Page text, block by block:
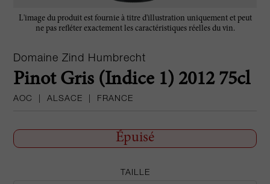
L'image du produit est fournie à titre d'illustration uniquement et peut
ne pas refléter exactement les caractéristiques réelles du vin.
Domaine Zind Humbrecht
Pinot Gris (Indice 1) 2012 75cl
AOC ALSACE FRANCE
Épuisé
TAILLE